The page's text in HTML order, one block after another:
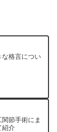
な格言につい
節手術にま
紹介